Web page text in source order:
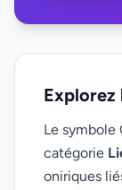
Explorez
Le
catégorie
oniriques